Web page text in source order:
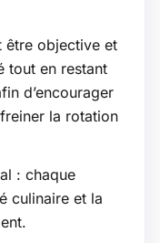
être objective et
tout en restant
d’encourager
la rotation
: chaque
culinaire et la